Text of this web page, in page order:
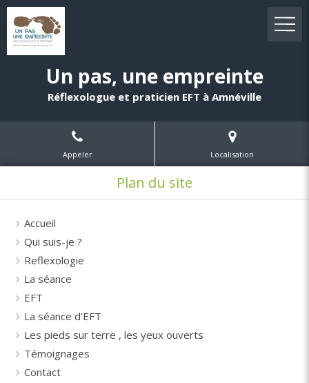
Un pas, une empreinte
Réflexologue et praticien EFT à Amnéville
Appeler Localisation
Plan du site
Accueil
Qui suis-je ?
Reflexologie
La séance
EFT
La séance d'EFT
Les pieds sur terre , les yeux ouverts
Témoignages
Contact